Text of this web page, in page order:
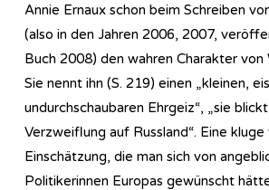
Annie Ernaux schon beim Schreiben
(also in den Jahren 2006, 2007,
Buch 2008) den wahren Charakter von
Sie nennt ihn (S. 219) einen „kleinen,
undurchschaubaren Ehrgeiz“, „sie
Verzweiflung auf Russland“. Eine
Einschätzung, die man sich von
Politikerinnen Europas gewünscht